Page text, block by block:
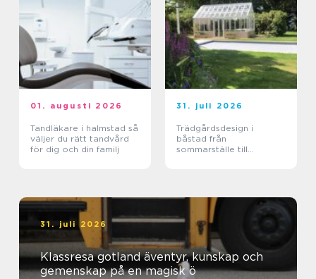
01. augusti 2026
Tandläkare i halmstad så
väljer du rätt tandvård
för dig och din familj
31. juli 2026
Trädgårdsdesign i
båstad från
sommarställe till
31. juli 2026
Klassresa gotland äventyr, kunskap och
gemenskap på en magisk ö